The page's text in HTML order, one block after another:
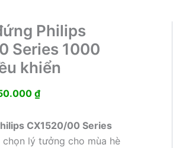
Philips
Series 1000
khiển
₫.
₫Giá
tại
là:
CX1520/00 Series
chọn lý tưởng cho mùa hè